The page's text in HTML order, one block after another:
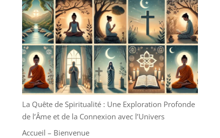
La Quête de Spiritualité : Une Exploration Profonde
de l’Âme et de la Connexion avec l’Univers
Accueil – Bienvenue